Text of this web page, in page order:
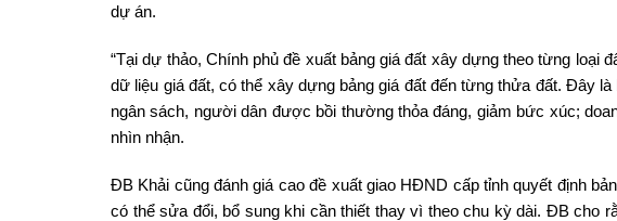
dự án.
“Tại dự thảo, Chính phủ đề xuất bảng giá đất xây dựng theo từng
dữ liệu giá đất, có thể xây dựng bảng giá đất đến từng thửa đất. Đây
ngân sách, người dân được bồi thường thỏa đáng, giảm bức xúc;
nhìn nhận.
ĐB Khải cũng đánh giá cao đề xuất giao HĐND cấp tỉnh quyết định
có thể sửa đổi, bổ sung khi cần thiết thay vì theo chu kỳ dài. ĐB cho